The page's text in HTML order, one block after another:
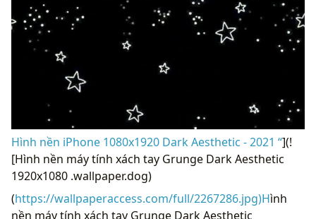
Hình nền iPhone 1080x1920 Dark Aesthetic - 2021 “](!
[Hình nền máy tính xách tay Grunge Dark Aesthetic
1920x1080 .wallpaper.dog)
(https://wallpaperaccess.com/full/2267286.jpg)Hình
nền máy tính xách tay Grunge Dark Aesthetic